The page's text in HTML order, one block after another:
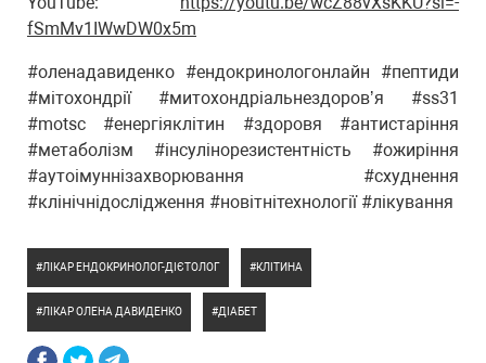
fSmMv1IWwDW0x5m
#оленадавиденко #ендокринологонлайн #пептиди
#мітохондрії #митохондріальнездоровʼя #ss31
#motsc #енергіяклітин #здоровя #антистаріння
#метаболізм #інсулінорезистентність #ожиріння
#аутоімуннізахворювання #схуднення
#клінічнідослідження #новітнітехнології #лікування
ЛІКАР ЕНДОКРИНОЛОГ-ДІЄТОЛОГ КЛІТИНА
ЛІКАР ОЛЕНА ДАВИДЕНКО ДІАБЕТ